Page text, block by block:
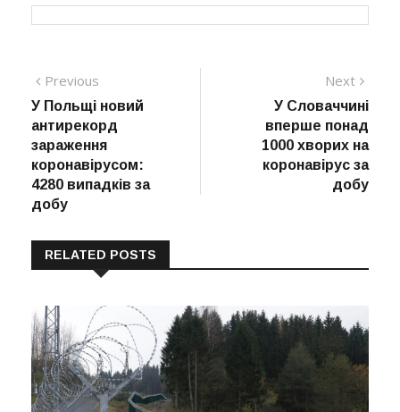
Навігація
записів
Previous
post:
У Польщі новий
антирекорд
зараження
коронавірусом:
4280 випадків за
добу
Next
post:
У Словаччині
вперше понад
1000 хворих на
коронавірус за
добу
RELATED POSTS